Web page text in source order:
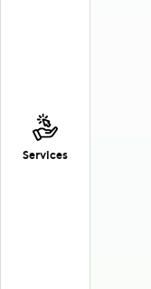
Services